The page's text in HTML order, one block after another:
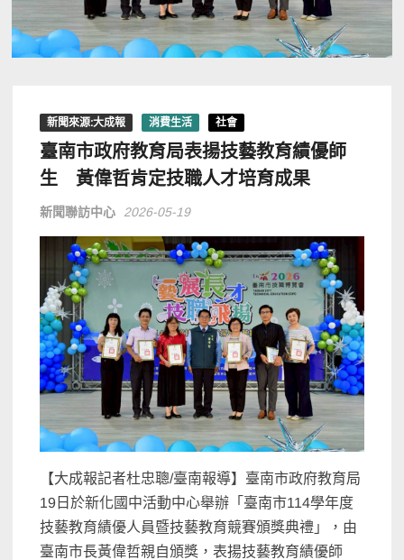
新聞來源:大成報 消費生活 社會
臺南市政府教育局表揚技藝教育績優師
生 黃偉哲肯定技職人才培育成果
新聞聯訪中心 2026-05-19
【大成報記者杜忠聰/臺南報導】臺南市政府教育局
19日於新化國中活動中心舉辦「臺南市114學年度
技藝教育績優人員暨技藝教育競賽頒獎典禮」，由
臺南市長黃偉哲親自頒獎，表揚技藝教育績優師